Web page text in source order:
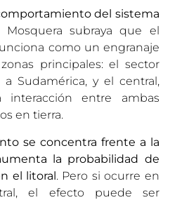
del sistema
Mosquera subraya que el
como un engranaje
principales: el sector
Sudamérica, y el central,
interacción entre ambas
en tierra.
se concentra frente a la
la probabilidad de
el litoral. Pero si ocurre en
el efecto puede ser